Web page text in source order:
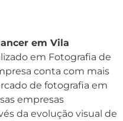
em Vila
em Fotografia de
conta com mais
de fotografia em
empresas
da evolução visual de